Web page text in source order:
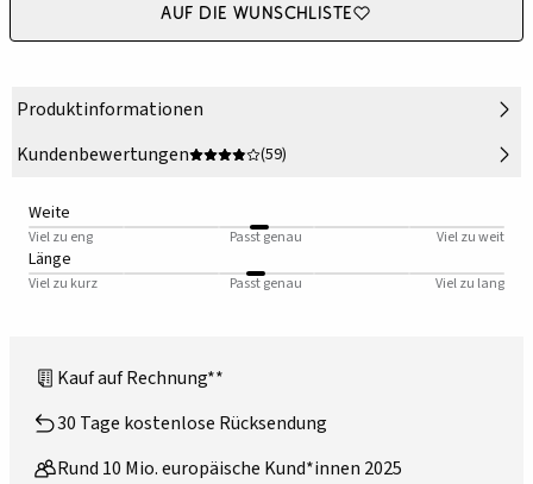
Auf die Wunschliste
Produktinformationen
Kundenbewertungen
(59)
Weite
Viel zu eng Passt genau Viel zu weit
Länge
Viel zu kurz Passt genau Viel zu lang
Kauf auf Rechnung**
30 Tage kostenlose Rücksendung
Rund 10 Mio. europäische Kund*innen 2025